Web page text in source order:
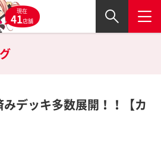
現在
41店舗
みデッキ多数展開！！【カ